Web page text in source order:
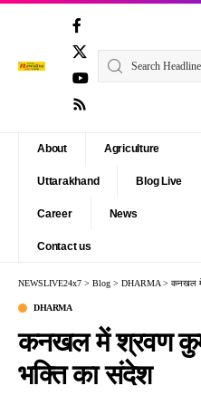
About Agriculture
Uttarakhand Blog Live
Career News
Contact us
NEWSLIVE24x7 > Blog > DHARMA > कनखल में
DHARMA
कनखल में श्रवण
भक्ति का संदेश